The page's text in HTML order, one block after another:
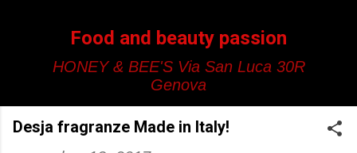
Food and beauty passion
HONEY & BEE'S Via San Luca 30R
Genova
Desja fragranze Made in Italy!